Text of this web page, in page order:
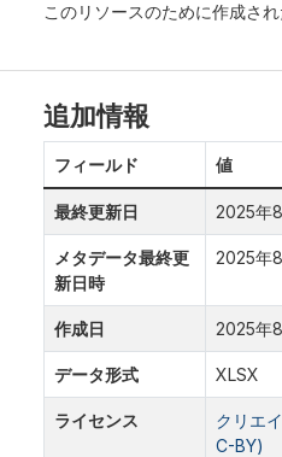
このリソースのために作成さ
追加情報
フィールド 値
最終更新日 2025年
メタデータ最終更
新日時
2025年
作成日 2025年
データ形式 XLSX
ライセンス
クリエ
C-BY)